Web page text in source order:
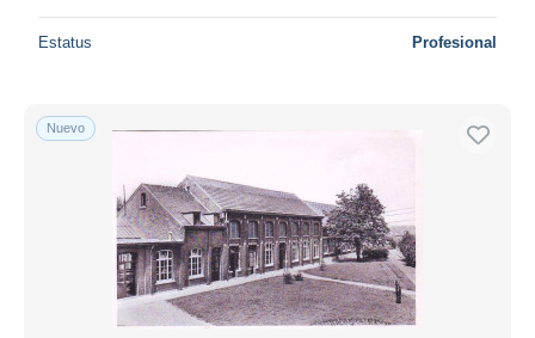
Estatus Profesional
Nuevo